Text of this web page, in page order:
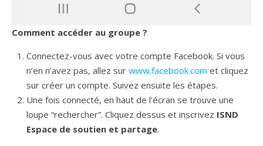
Comment accéder au groupe ?
Connectez-vous avec votre compte Facebook. Si vous
n’en n’avez pas, allez sur www.facebook.com et cliquez
sur créer un compte. Suivez ensuite les étapes.
Une fois connecté, en haut de l’écran se trouve une
loupe “rechercher”. Cliquez dessus et inscrivez ISND
Espace de soutien et partage.